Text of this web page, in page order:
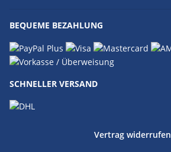
BEQUEME BEZAHLUNG
SCHNELLER VERSAND
Vertrag widerrufen